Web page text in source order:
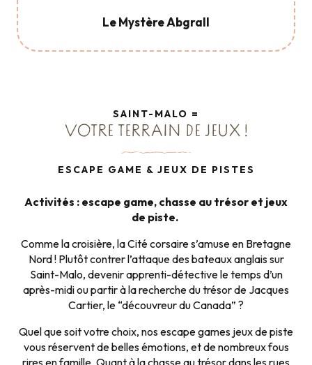
Le Mystère Abgrall
SAINT-MALO =
VOTRE TERRAIN DE JEUX !
ESCAPE GAME & JEUX DE PISTES
Activités : escape game, chasse au trésor et jeux
de piste.
Comme la croisière, la Cité corsaire s’amuse en Bretagne
Nord ! Plutôt contrer l’attaque des bateaux anglais sur
Saint-Malo, devenir apprenti-détective le temps d’un
après-midi ou partir à la recherche du trésor de Jacques
Cartier, le “découvreur du Canada” ?
Quel que soit votre choix, nos escape games jeux de piste
vous réservent de belles émotions, et de nombreux fous
rires en famille. Quant à la chasse au trésor dans les rues